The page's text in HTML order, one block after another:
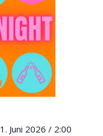
Juni 2026 / 2:00